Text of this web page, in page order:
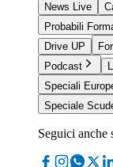
News Live
Probabili
Drive UP
Podcast
Speciali
Speciale
Seguici anche